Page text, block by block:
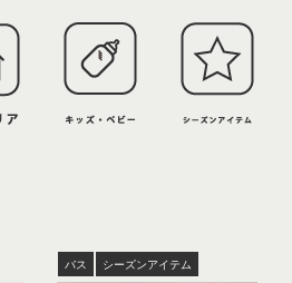
バス シーズンアイテム